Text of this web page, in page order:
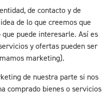
de contacto y de
de lo que creemos que
puede interesarle. Así es
y ofertas pueden ser
marketing).
de nuestra parte si nos
comprado bienes o servicios